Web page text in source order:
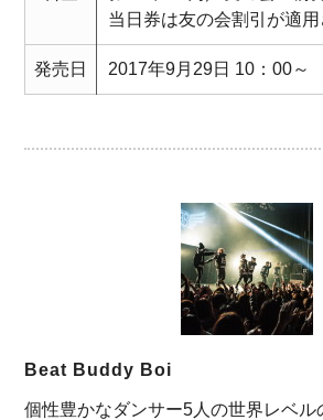
当日券は友の会割引が適用
発売日 2017年9月29日 10：00～
Beat Buddy Boi
個性豊かなダンサー5⼈の世界レベル